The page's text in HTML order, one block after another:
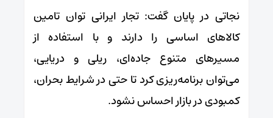
نجاتی در پایان گفت: تجار ایرانی توان تامین
کالاهای اساسی را دارند و با استفاده از
مسیرهای متنوع جاده‌ای، ریلی و دریایی،
می‌توان برنامه‌ریزی کرد تا حتی در شرایط بحران،
کمبودی در بازار احساس نشود.